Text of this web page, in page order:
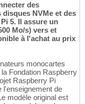
des
disques NVMe et des
5. Il assure un
Mo/s) vers et
à l'achat au prix
monocartes
Fondation Raspberry
Raspberry Pi
l'enseignement de
modèle original est